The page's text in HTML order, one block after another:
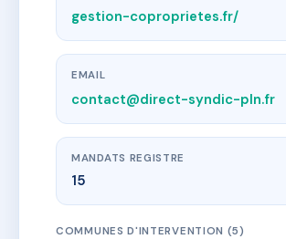
gestion-coproprietes.fr/
EMAIL
contact@direct-syndic-pln.fr
MANDATS REGISTRE
15
COMMUNES D'INTERVENTION (5)